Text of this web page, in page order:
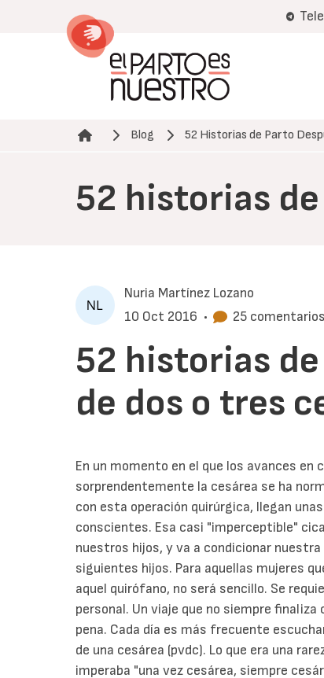
Ruta de navegación
Blog 52 Historias de Parto
52 historias
Nuria Martínez Lozano
10 Oct 2016 • 25 comentarios
52 historias
de dos o tres
En un momento en el que los avances
sorprendentemente la cesárea se ha
con esta operación quirúrgica, llegan
conscientes. Esa casi "imperceptible"
nuestros hijos, y va a condicionar
siguientes hijos. Para aquellas mujeres
aquel quirófano, no será sencillo. Se
personal. Un viaje que no siempre
pena. Cada día es más frecuente
de una cesárea (pvdc). Lo que era una
imperaba "una vez cesárea, siempre